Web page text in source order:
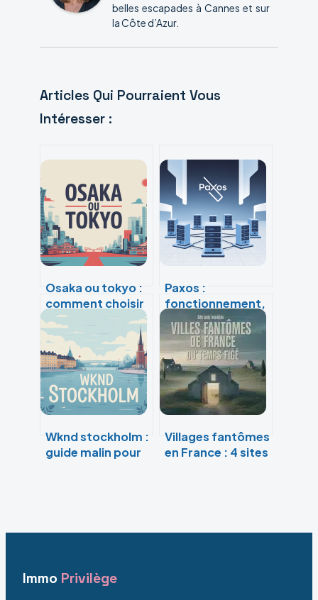
belles escapades à Cannes et sur
la Côte d’Azur.
Articles Qui Pourraient Vous
Intéresser :
Osaka ou tokyo :
comment choisir
la meilleure ville
pour votre
voyage au japon
Paxos :
fonctionnement,
usages et enjeux
d’un protocole clé
en informatique
distribuée
Wknd stockholm :
guide malin pour
Villages fantômes
en France : 4 sites
Immo Privilège